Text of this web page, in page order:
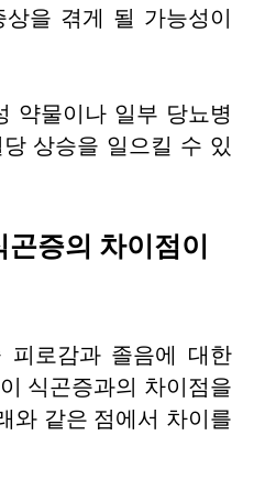
을 겪게 될 가능성이
약물이나 일부 당뇨병
상승을 일으킬 수 있
증의 차이점이
피로감과 졸음에 대한
식곤증과의 차이점을
와 같은 점에서 차이를